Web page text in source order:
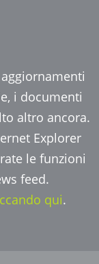
i documenti
altro ancora.
Explorer
le funzioni
feed.
qui.